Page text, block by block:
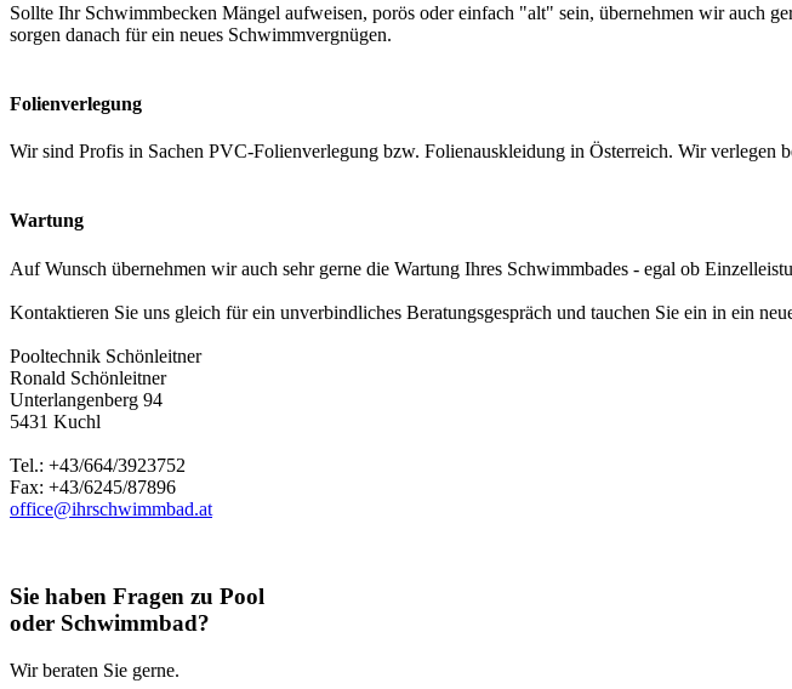
Sollte Ihr Schwimmbecken Mängel aufweisen, porös oder einfach "alt" sein, übernehmen wir auch
sorgen danach für ein neues Schwimmvergnügen.
Folienverlegung
Wir sind Profis in Sachen PVC-Folienverlegung bzw. Folienauskleidung in Österreich. Wir verlegen
Wartung
Auf Wunsch übernehmen wir auch sehr gerne die Wartung Ihres Schwimmbades - egal ob
Kontaktieren Sie uns gleich für ein unverbindliches Beratungsgespräch und tauchen Sie ein in ein
Pooltechnik Schönleitner
Ronald Schönleitner
Unterlangenberg 94
5431 Kuchl
Tel.: +43/664/3923752
Fax: +43/6245/87896
office@ihrschwimmbad.at
Sie haben Fragen zu Pool
oder Schwimmbad?
Wir beraten Sie gerne.